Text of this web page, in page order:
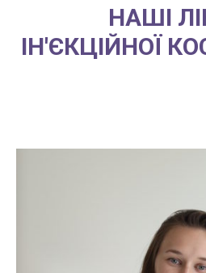
НАШІ
ІН'ЄКЦІЙНОЇ